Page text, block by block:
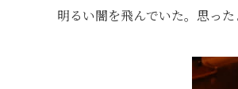
明るい闇を飛んでいた。思っ